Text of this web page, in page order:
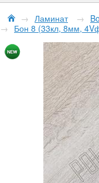
→ Ламинат →
→ Бон 8 (33кл, 8мм,